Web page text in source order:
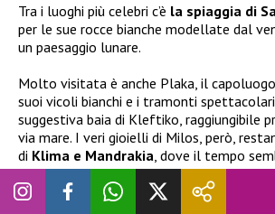
Tra i luoghi più celebri c’è la spiaggia di
per le sue rocce bianche modellate dal
un paesaggio lunare.
Molto visitata è anche Plaka, il
suoi vicoli bianchi e i tramonti
suggestiva baia di Kleftiko, raggiungibile
via mare. I veri gioielli di Milos, però,
di Klima e Mandrakia , dove il tempo
fermato e dove le antiche case dei
raccontare la lunga storia dell’isola.